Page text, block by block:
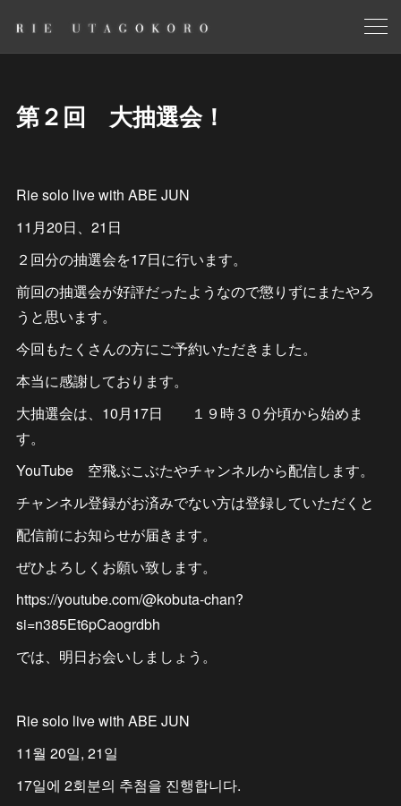
第２回 大抽選会！
Rie solo live with ABE JUN
11月20日、21日
２回分の抽選会を17日に行います。
前回の抽選会が好評だったようなので懲りずにまたやろ
うと思います。
今回もたくさんの方にご予約いただきました。
本当に感謝しております。
大抽選会は、10月17日 １９時３０分頃から始めま
す。
YouTube 空飛ぶこぶたやチャンネルから配信します。
チャンネル登録がお済みでない方は登録していただくと
配信前にお知らせが届きます。
ぜひよろしくお願い致します。
https://youtube.com/@kobuta-chan?
si=n385Et6pCaogrdbh
では、明日お会いしましょう。
Rie solo live with ABE JUN
11월 20일, 21일
17일에 2회분의 추첨을 진행합니다.